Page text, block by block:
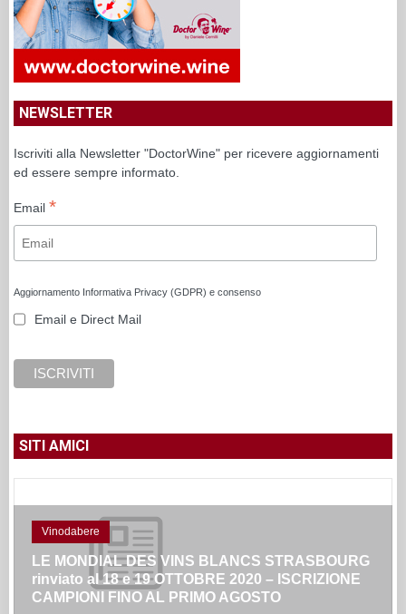
NEWSLETTER
Iscriviti alla Newsletter "DoctorWine" per ricevere aggiornamenti
ed essere sempre informato.
Email *
Aggiornamento Informativa Privacy (GDPR) e consenso
Email e Direct Mail
SITI AMICI
Vinodabere
LE MONDIAL DES VINS BLANCS STRASBOURG
rinviato al 18 e 19 OTTOBRE 2020 – ISCRIZIONE
CAMPIONI FINO AL PRIMO AGOSTO